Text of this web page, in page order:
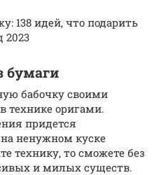
138 идей, что подарить
2023
бумаги
бабочку своими
технике оригами.
придется
ненужном куске
технику, то сможете без
и милых существ.